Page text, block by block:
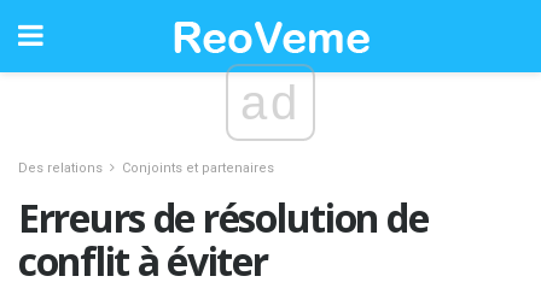
ad
Des relations Conjoints et partenaires
Erreurs de résolution de
conflit à éviter